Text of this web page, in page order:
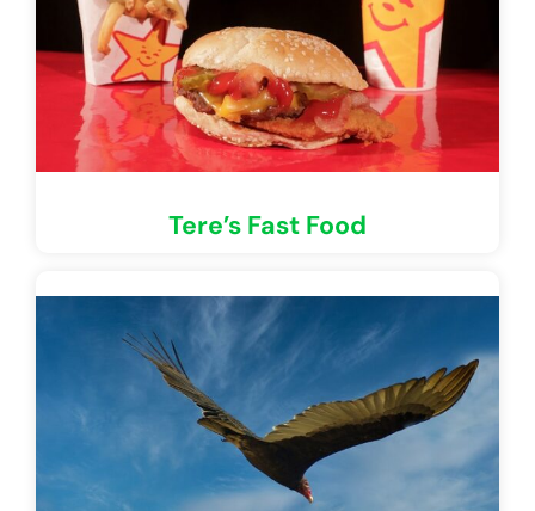
Tere’s Fast Food